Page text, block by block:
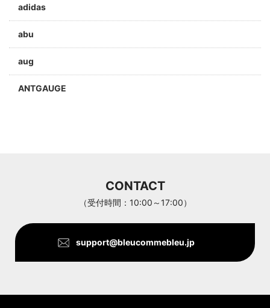
adidas
abu
aug
ANTGAUGE
CONTACT
（受付時間：10:00～17:00）
support@bleucommebleu.jp